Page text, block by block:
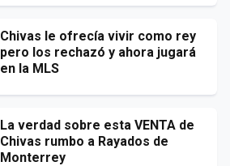
Chivas le ofrecía vivir como rey
pero los rechazó y ahora jugará
en la MLS
La verdad sobre esta VENTA de
Chivas rumbo a Rayados de
Monterrey